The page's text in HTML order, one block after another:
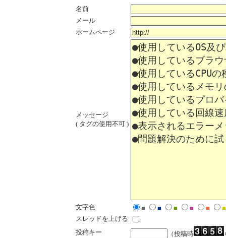
名前
メール
ホームページ
メッセージ
( タグの使用不可 )
文字色 ■ ■ ■ ■ ■
■
スレッドを上げる
投稿キー
（投稿時